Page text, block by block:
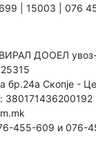
15003 076
ДООЕЛ увоз-
бр.24а Скопје -
380171436200192
455-609 и 076-